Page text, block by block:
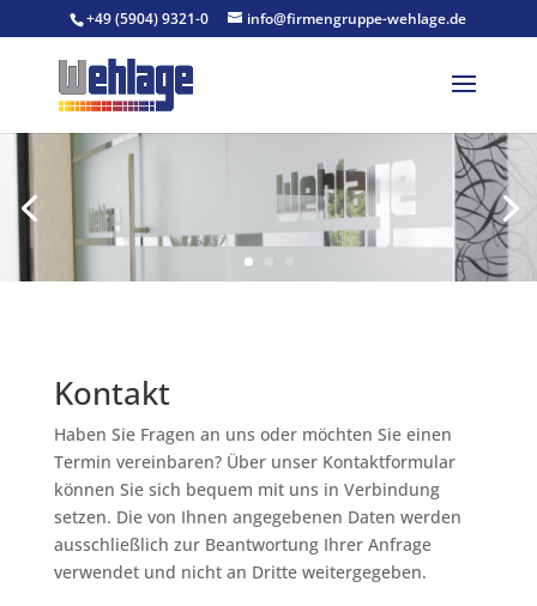
+49 (5904) 9321-0 info@firmengruppe-wehlage.de
Kontakt
Haben Sie Fragen an uns oder möchten Sie einen
Termin vereinbaren? Über unser Kontaktformular
können Sie sich bequem mit uns in Verbindung
setzen. Die von Ihnen angegebenen Daten werden
ausschließlich zur Beantwortung Ihrer Anfrage
verwendet und nicht an Dritte weitergegeben.